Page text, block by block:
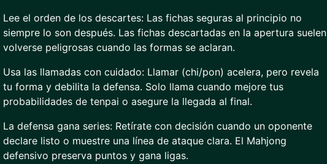
Lee el orden de los descartes: Las fichas seguras al principio no
siempre lo son después. Las fichas descartadas en la apertura suelen
volverse peligrosas cuando las formas se aclaran.
Usa las llamadas con cuidado: Llamar (chi/pon) acelera, pero revela
tu forma y debilita la defensa. Solo llama cuando mejore tus
probabilidades de tenpai o asegure la llegada al final.
La defensa gana series: Retírate con decisión cuando un oponente
declare listo o muestre una línea de ataque clara. El Mahjong
defensivo preserva puntos y gana ligas.